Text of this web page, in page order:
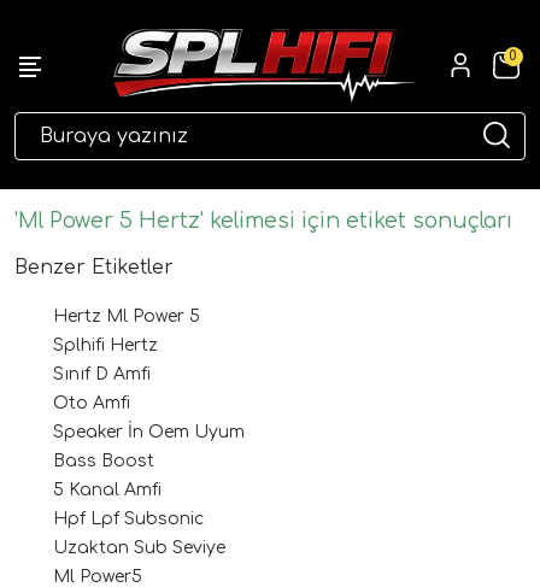
0
'Ml Power 5 Hertz' kelimesi için etiket sonuçları
Benzer Etiketler
Hertz Ml Power 5
Splhifi Hertz
Sınıf D Amfi
Oto Amfi
Speaker İn Oem Uyum
Bass Boost
5 Kanal Amfi
Hpf Lpf Subsonic
Uzaktan Sub Seviye
Ml Power5